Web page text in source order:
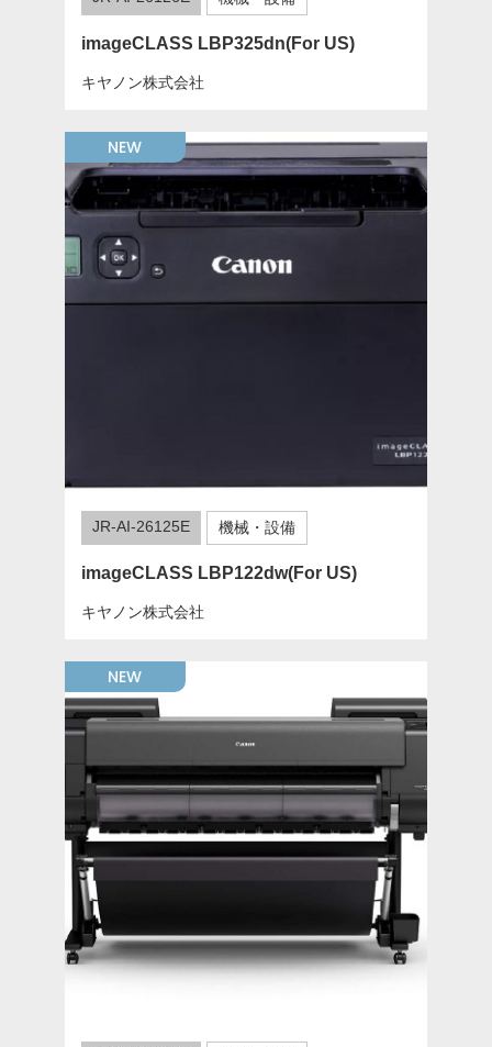
imageCLASS LBP325dn(For US)
キヤノン株式会社
NEW
JR-AI-26125E 機械・設備
imageCLASS LBP122dw(For US)
キヤノン株式会社
NEW